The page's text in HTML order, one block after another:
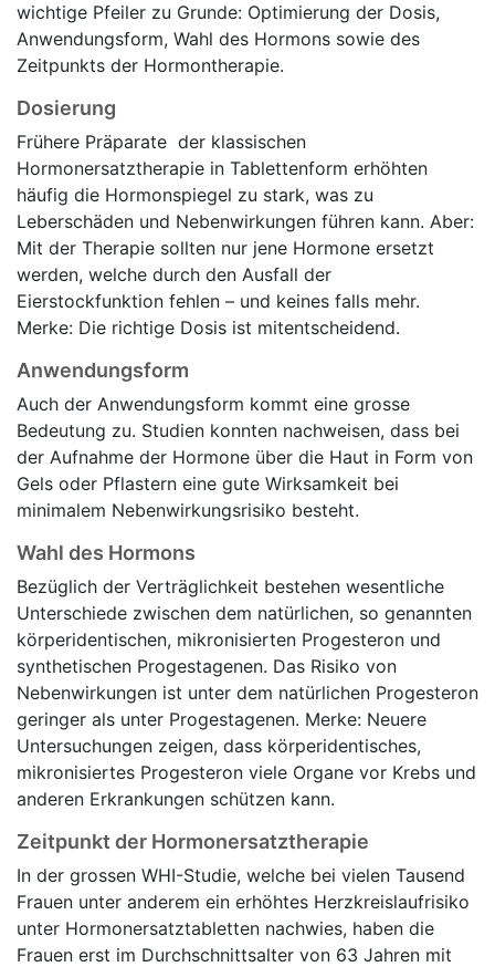
wichtige Pfeiler zu Grunde: Optimierung der Dosis,
Anwendungsform, Wahl des Hormons sowie des
Zeitpunkts der Hormontherapie.
Dosierung
Frühere Präparate der klassischen
Hormonersatztherapie in Tablettenform erhöhten
häufig die Hormonspiegel zu stark, was zu
Leberschäden und Nebenwirkungen führen kann. Aber:
Mit der Therapie sollten nur jene Hormone ersetzt
werden, welche durch den Ausfall der
Eierstockfunktion fehlen – und keines falls mehr.
Merke: Die richtige Dosis ist mitentscheidend.
Anwendungsform
Auch der Anwendungsform kommt eine grosse
Bedeutung zu. Studien konnten nachweisen, dass bei
der Aufnahme der Hormone über die Haut in Form von
Gels oder Pflastern eine gute Wirksamkeit bei
minimalem Nebenwirkungsrisiko besteht.
Wahl des Hormons
Bezüglich der Verträglichkeit bestehen wesentliche
Unterschiede zwischen dem natürlichen, so genannten
körperidentischen, mikronisierten Progesteron und
synthetischen Progestagenen. Das Risiko von
Nebenwirkungen ist unter dem natürlichen Progesteron
geringer als unter Progestagenen. Merke: Neuere
Untersuchungen zeigen, dass körperidentisches,
mikronisiertes Progesteron viele Organe vor Krebs und
anderen Erkrankungen schützen kann.
Zeitpunkt der Hormonersatztherapie
In der grossen WHI-Studie, welche bei vielen Tausend
Frauen unter anderem ein erhöhtes Herzkreislaufrisiko
unter Hormonersatztabletten nachwies, haben die
Frauen erst im Durchschnittsalter von 63 Jahren mit